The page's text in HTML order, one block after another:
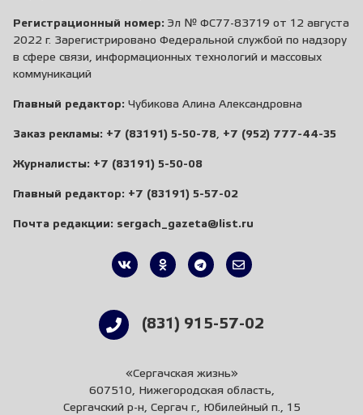
Регистрационный номер: Эл № ФС77-83719 от 12 августа
2022 г. Зарегистрировано Федеральной службой по надзору
в сфере связи, информационных технологий и массовых
коммуникаций
Главный редактор: Чубикова Алина Александровна
Заказ рекламы: +7 (83191) 5-50-78 +7 (952) 777-44-35
Журналисты: +7 (83191) 5-50-08
Главный редактор: +7 (83191) 5-57-02
Почта редакции: sergach_gazeta@list.ru
(831) 915-57-02
«Сергачская жизнь»
607510, Нижегородская область,
Сергачский р-н, Сергач г., Юбилейный п., 15